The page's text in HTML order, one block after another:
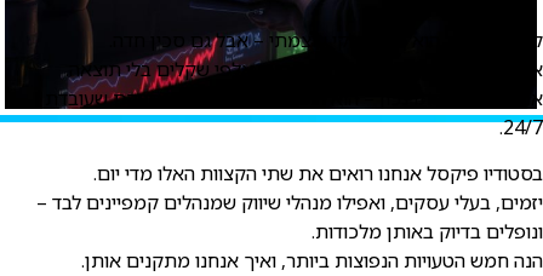
קמפיין בגוגל הוא כלי שיווקי עוצמתי – אבל גם סכין חדה.
אם משתמשים בו לא נכון, הוא מבזבז אלפי שקלים בלי תוצאה.
אם מנהלים אותו נכון – הוא הופך למכונת לידים מדויקת שעובדת
24/7.
בסטודיו פיקסל אנחנו רואים את שתי הקצוות האלו מדי יום.
יזמים, בעלי עסקים, ואפילו מנהלי שיווק שמנהלים קמפיינים לבד –
ונופלים בדיוק באותן מלכודות.
הנה חמש הטעויות הנפוצות ביותר, ואיך אנחנו מתקנים אותן.